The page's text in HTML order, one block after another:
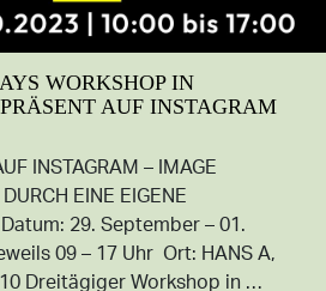
WORKSHOP IN
AUF INSTAGRAM
INSTAGRAM – IMAGE
EINE EIGENE
Datum: 29. September – 01.
09 – 17 Uhr Ort: HANS A,
Dreitägiger Workshop in …